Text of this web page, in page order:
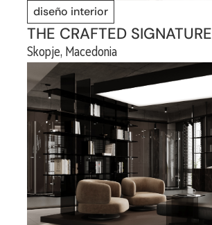
diseño interior
THE CRAFTED SIGNATURE
Skopje, Macedonia